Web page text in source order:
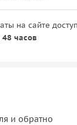
на сайте
48 часов
и обратно